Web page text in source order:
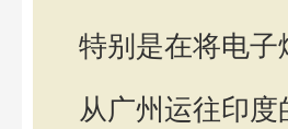
特别是在将电子
从广州运往印度